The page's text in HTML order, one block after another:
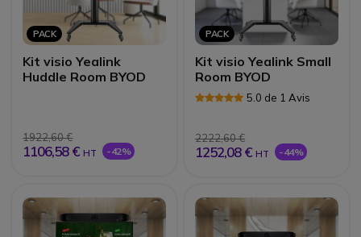
PACK
Kit visio Yealink
Huddle Room BYOD
1922,60 €
1106,58 € HT -42%
PACK
Kit visio Yealink Small
Room BYOD
5.0 de 1 Avis
2222,60 €
1252,08 € HT -44%